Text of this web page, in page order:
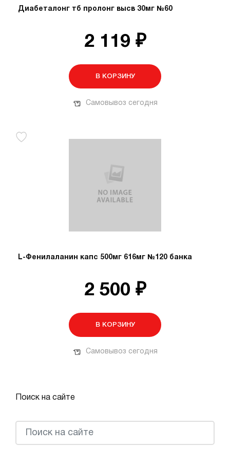
Диабеталонг тб пролонг высв 30мг №60
2 119 ₽
В КОРЗИНУ
Самовывоз сегодня
L-Фенилаланин капс 500мг 616мг №120 банка
2 500 ₽
В КОРЗИНУ
Самовывоз сегодня
Поиск на сайте